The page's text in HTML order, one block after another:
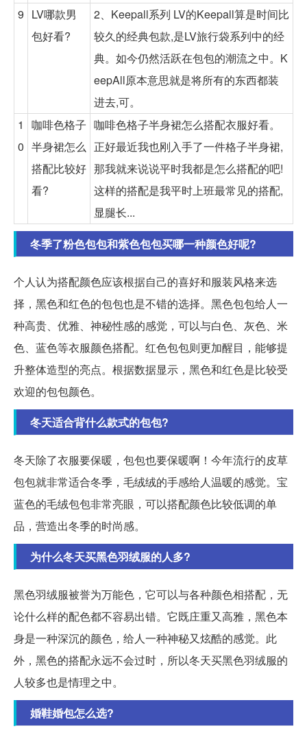
9 LV哪款男
包好看?
2、Keepall系列 LV的Keepall算是时间比
较久的经典包款,是LV旅行袋系列中的经
典。如今仍然活跃在包包的潮流之中。K
eepAll原本意思就是将所有的东西都装
进去,可。
1
0
咖啡色格子
半身裙怎么
搭配比较好
看?
咖啡色格子半身裙怎么搭配衣服好看。
正好最近我也刚入手了一件格子半身裙,
那我就来说说平时我都是怎么搭配的吧!
这样的搭配是我平时上班最常见的搭配,
显腿长...
冬季了粉色包包和紫色包包买哪一种颜色好呢?
个人认为搭配颜色应该根据自己的喜好和服装风格来选
择，黑色和红色的包包也是不错的选择。黑色包包给人一
种高贵、优雅、神秘性感的感觉，可以与白色、灰色、米
色、蓝色等衣服颜色搭配。红色包包则更加醒目，能够提
升整体造型的亮点。根据数据显示，黑色和红色是比较受
欢迎的包包颜色。
冬天适合背什么款式的包包?
冬天除了衣服要保暖，包包也要保暖啊！今年流行的皮草
包包就非常适合冬季，毛绒绒的手感给人温暖的感觉。宝
蓝色的毛绒包包非常亮眼，可以搭配颜色比较低调的单
品，营造出冬季的时尚感。
为什么冬天买黑色羽绒服的人多?
黑色羽绒服被誉为万能色，它可以与各种颜色相搭配，无
论什么样的配色都不容易出错。它既庄重又高雅，黑色本
身是一种深沉的颜色，给人一种神秘又炫酷的感觉。此
外，黑色的搭配永远不会过时，所以冬天买黑色羽绒服的
人较多也是情理之中。
婚鞋婚包怎么选?